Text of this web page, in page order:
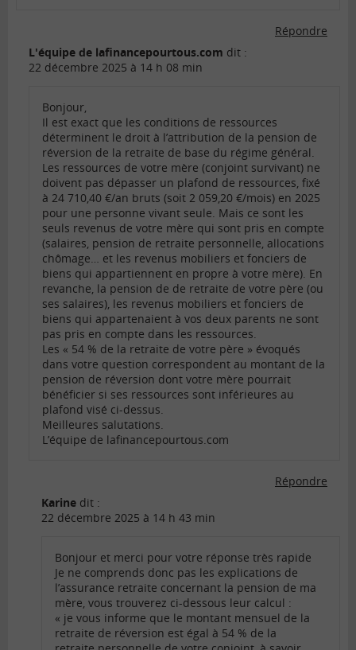
Répondre
L'équipe de lafinancepourtous.com dit :
22 décembre 2025 à 14 h 08 min
Bonjour,
Il est exact que les conditions de ressources
déterminent le droit à l’attribution de la pension de
réversion de la retraite de base du régime général.
Les ressources de votre mère (conjoint survivant) ne
doivent pas dépasser un plafond de ressources, fixé
à 24 710,40 €/an bruts (soit 2 059,20 €/mois) en 2025
pour une personne vivant seule. Mais ce sont les
seuls revenus de votre mère qui sont pris en compte
(salaires, pension de retraite personnelle, allocations
chômage… et les revenus mobiliers et fonciers de
biens qui appartiennent en propre à votre mère). En
revanche, la pension de de retraite de votre père (ou
ses salaires), les revenus mobiliers et fonciers de
biens qui appartenaient à vos deux parents ne sont
pas pris en compte dans les ressources.
Les « 54 % de la retraite de votre père » évoqués
dans votre question correspondent au montant de la
pension de réversion dont votre mère pourrait
bénéficier si ses ressources sont inférieures au
plafond visé ci-dessus.
Meilleures salutations.
L’équipe de lafinancepourtous.com
Répondre
Karine dit :
22 décembre 2025 à 14 h 43 min
Bonjour et merci pour votre réponse très rapide
Je ne comprends donc pas les explications de
l’assurance retraite concernant la pension de ma
mère, vous trouverez ci-dessous leur calcul :
« je vous informe que le montant mensuel de la
retraite de réversion est égal à 54 % de la